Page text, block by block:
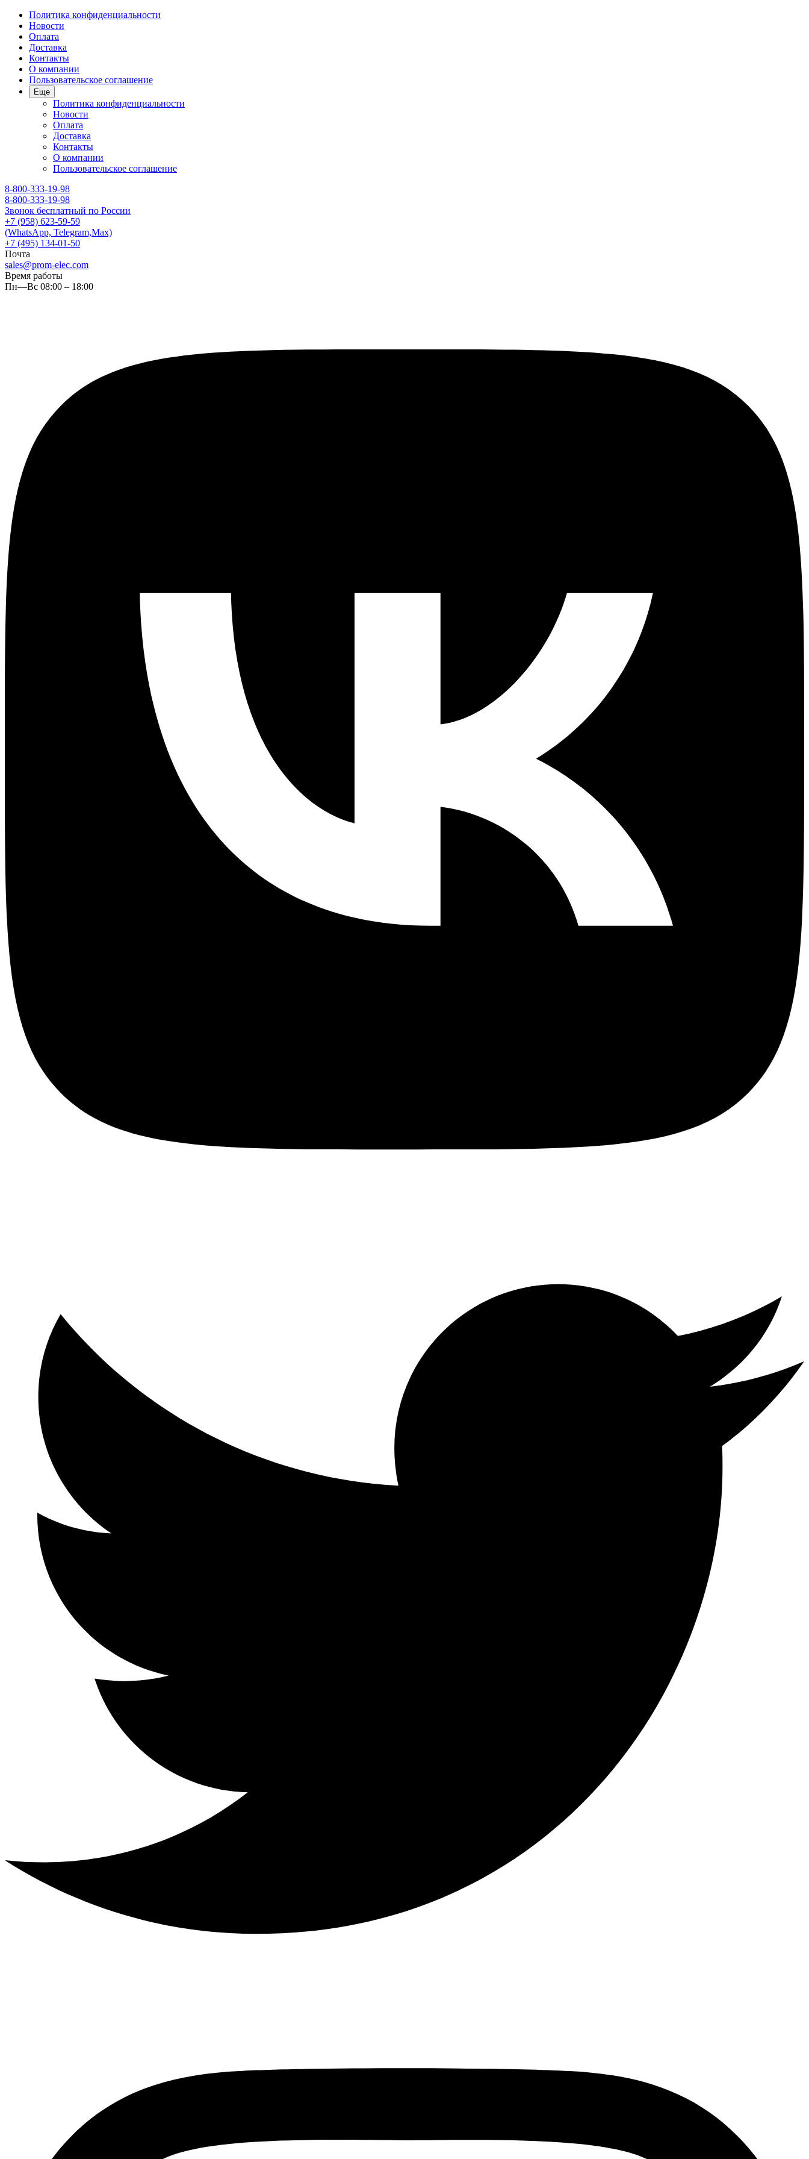
Политика конфиденциальности
Новости
Оплата
Доставка
Контакты
О компании
Пользовательское соглашение
Еще
Политика конфиденциальности
Новости
Оплата
Доставка
Контакты
О компании
Пользовательское соглашение
8-800-333-19-98
8-800-333-19-98
Звонок бесплатный по России
+7 (958) 623-59-59
(WhatsApp, Telegram,Max)
+7 (495) 134-01-50
Почта
sales@prom-elec.com
Время работы
Пн—Вс 08:00 – 18:00